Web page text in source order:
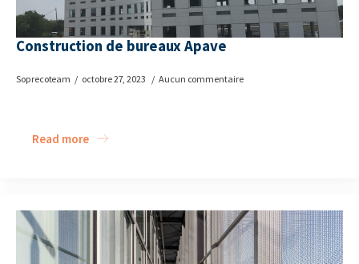
Construction de bureaux Apave
Soprecoteam octobre 27, 2023 Aucun commentaire
Read more